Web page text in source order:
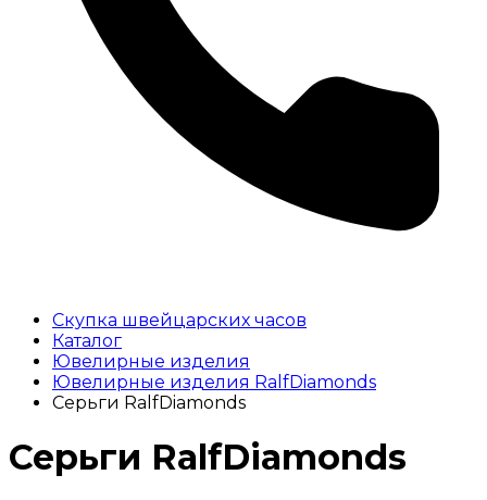
Скупка швейцарских часов
Каталог
Ювелирные изделия
Ювелирные изделия RalfDiamonds
Серьги RalfDiamonds
Серьги RalfDiamonds